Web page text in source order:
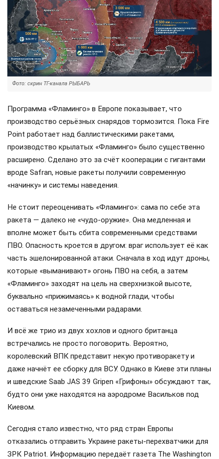
Фото: скрин ТГ-канала РЫБАРЬ
Программа «Фламинго» в Европе показывает, что
производство серьёзных снарядов тормозится. Пока Fire
Point работает над баллистическими ракетами,
производство крылатых «Фламинго» было существенно
расширено. Сделано это за счёт кооперации с гигантами
вроде Safran, новые ракеты получили современную
«начинку» и системы наведения.
Не стоит переоценивать «Фламинго»: сама по себе эта
ракета — далеко не «чудо-оружие». Она медленная и
вполне может быть сбита современными средствами
ПВО. Опасность кроется в другом: враг использует её как
часть эшелонированной атаки. Сначала в ход идут дроны,
которые «выманивают» огонь ПВО на себя, а затем
«Фламинго» заходят на цель на сверхнизкой высоте,
буквально «прижимаясь» к водной глади, чтобы
оставаться незамеченными радарами.
И всё же трио из двух хохлов и одного британца
встречались не просто поговорить. Вероятно,
королевский ВПК представит некую противоракету и
даже начнёт ее сборку для ВСУ. Однако в Киеве эти планы
и шведские Saab JAS 39 Gripen «Грифоны» обсуждают так,
будто они уже находятся на аэродроме Васильков под
Киевом.
Сегодня стало известно, что ряд стран Европы
отказались отправить Украине ракеты-перехватчики для
ЗРК Patriot. Информацию передаёт газета The Washington